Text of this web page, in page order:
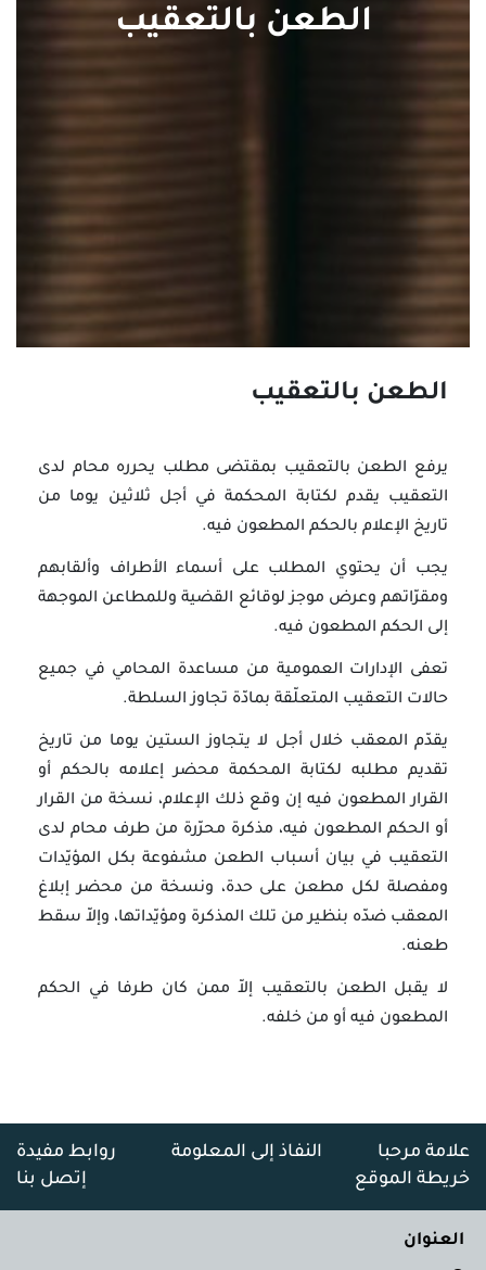
الطعن بالتعقيب
الطعن بالتعقيب
يرفع الطعن بالتعقيب بمقتضى مطلب يحرره محام لدى
التعقيب يقدم لكتابة المحكمة في أجل ثلاثين يوما من
تاريخ الإعلام بالحكم المطعون فيه.
يجب أن يحتوي المطلب على أسماء الأطراف وألقابهم
ومقرّاتهم وعرض موجز لوقائع القضية وللمطاعن الموجهة
إلى الحكم المطعون فيه.
تعفى الإدارات العمومية من مساعدة المحامي في جميع
حالات التعقيب المتعلّقة بمادّة تجاوز السلطة.
يقدّم المعقب خلال أجل لا يتجاوز الستين يوما من تاريخ
تقديم مطلبه لكتابة المحكمة محضر إعلامه بالحكم أو
القرار المطعون فيه إن وقع ذلك الإعلام، نسخة من القرار
أو الحكم المطعون فيه، مذكرة محرّرة من طرف محام لدى
التعقيب في بيان أسباب الطعن مشفوعة بكل المؤيّدات
ومفصلة لكل مطعن على حدة، ونسخة من محضر إبلاغ
المعقب ضدّه بنظير من تلك المذكرة ومؤيّداتها، وإلاّ سقط
طعنه.
لا يقبل الطعن بالتعقيب إلاّ ممن كان طرفا في الحكم
المطعون فيه أو من خلفه.
علامة مرحبا النفاذ إلى المعلومة
روابط مفيدة
خريطة الموقع
إتصل بنا
العنوان